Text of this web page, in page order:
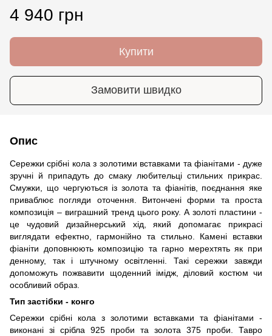
4 940 грн
Купити
Замовити швидко
Опис
Сережки срібні кола з золотими вставками та фіанітами - дуже
зручні й припадуть до смаку любительці стильних прикрас.
Смужки, що чергуються із золота та фіанітів, поєднання яке
приваблює погляди оточення. Витончені форми та проста
композиція – виграшний тренд цього року. А золоті пластини -
це чудовий дизайнерський хід, який допомагає прикрасі
виглядати ефектно, гармонійно та стильно. Камені вставки
фіаніти доповнюють композицію та гарно мерехтять як при
денному, так і штучному освітленні. Такі сережки завжди
допоможуть пожвавити щоденний імідж, діловий костюм чи
особливий образ.
Тип застібки - конго
Сережки срібні кола з золотими вставками та фіанітами -
виконані зі срібла 925 проби та золота 375 проби. Тавро